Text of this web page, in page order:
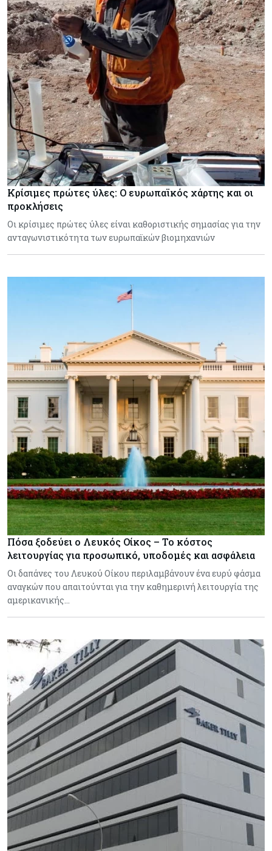
Κρίσιμες πρώτες ύλες: Ο ευρωπαϊκός χάρτης και οι
προκλήσεις
Οι κρίσιμες πρώτες ύλες είναι καθοριστικής σημασίας για την
ανταγωνιστικότητα των ευρωπαϊκών βιομηχανιών
Πόσα ξοδεύει ο Λευκός Οίκος – Το κόστος
λειτουργίας για προσωπικό, υποδομές και ασφάλεια
Οι δαπάνες του Λευκού Οίκου περιλαμβάνουν ένα ευρύ φάσμα
αναγκών που απαιτούνται για την καθημερινή λειτουργία της
αμερικανικής…